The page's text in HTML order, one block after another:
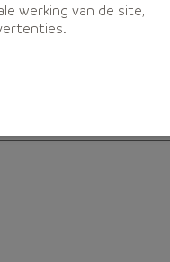
werking van de site,